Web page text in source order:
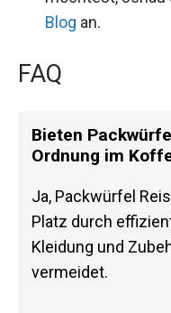
Blog an.
FAQ
Bieten
Ordnung im
Ja, Packwürfel
Platz durch
Kleidung und
vermeidet.